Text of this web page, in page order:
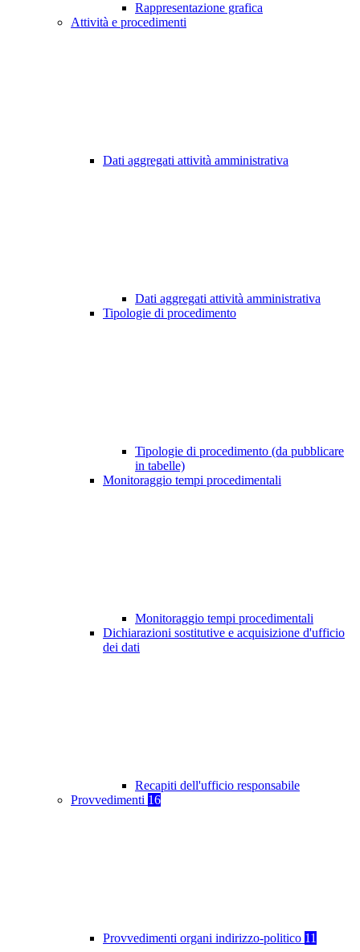
Rappresentazione grafica
Attività e procedimenti
Dati aggregati attività amministrativa
Dati aggregati attività amministrativa
Tipologie di procedimento
Tipologie di procedimento (da pubblicare
in tabelle)
Monitoraggio tempi procedimentali
Monitoraggio tempi procedimentali
Dichiarazioni sostitutive e acquisizione d'ufficio
dei dati
Recapiti dell'ufficio responsabile
Provvedimenti 16
Provvedimenti organi indirizzo-politico 11